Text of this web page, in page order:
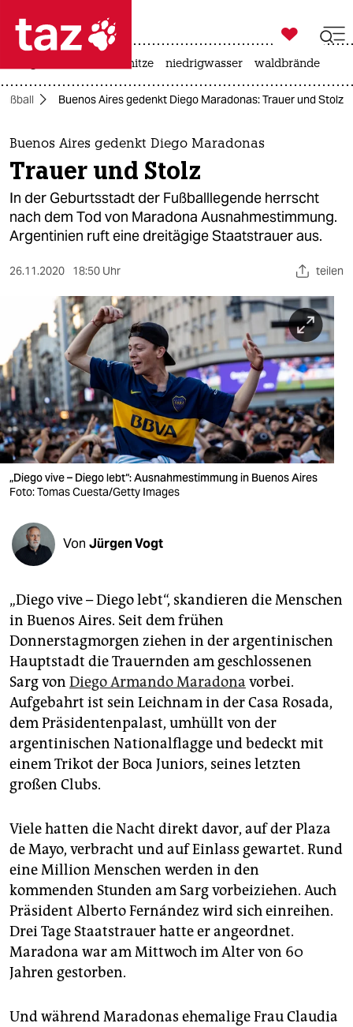
 taz zahl ich
taz zahl ich
themen
politik
öko
gesellschaft
sport
berlin
nord
wahrheit
verlag
verlag
veranstaltungen
shop
unterstützen
abo
genossenschaft
epaper login

taz zahl ich
hitze niedrigwasser waldbrände
Buenos Aires gedenkt Diego Maradonas: Trauer und Stolz
Buenos Aires gedenkt Diego Maradonas
Trauer und Stolz
In der Geburtsstadt der Fußballlegende herrscht
nach dem Tod von Maradona Ausnahmestimmung.
Argentinien ruft eine dreitägige Staatstrauer aus.
26.11.2020 18:50 Uhr teilen
„Diego vive – Diego lebt“: Ausnahmestimmung in Buenos Aires
Foto: Tomas Cuesta/Getty Images
Von Jürgen Vogt
„Diego vive – Diego lebt“, skandieren die Menschen
in Buenos Aires. Seit dem frühen
Donnerstagmorgen ziehen in der argentinischen
Hauptstadt die Trauernden am geschlossenen
Sarg von Diego Armando Maradona vorbei.
Aufgebahrt ist sein Leichnam in der Casa Rosada,
dem Präsidentenpalast, umhüllt von der
argentinischen Nationalflagge und bedeckt mit
einem Trikot der Boca Juniors, seines letzten
großen Clubs.
Viele hatten die Nacht direkt davor, auf der Plaza
de Mayo, verbracht und auf Einlass gewartet. Rund
eine Million Menschen werden in den
kommenden Stunden am Sarg vorbeiziehen. Auch
Präsident Alberto Fernández wird sich einreihen.
Drei Tage Staatstrauer hatte er angeordnet.
Maradona war am Mittwoch im Alter von 60
Jahren gestorben.
Und während Maradonas ehemalige Frau Claudia